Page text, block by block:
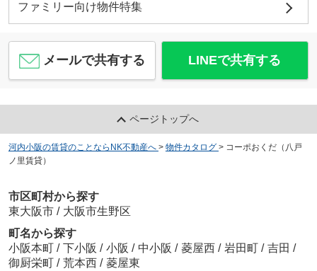
ファミリー向け物件特集
メールで共有する LINEで共有する
ページトップへ
河内小阪の賃貸のことならNK不動産へ > 物件カタログ > コーポおくだ（八戸
ノ里賃貸）
市区町村から探す
東大阪市 / 大阪市生野区
町名から探す
小阪本町 / 下小阪 / 小阪 / 中小阪 / 菱屋西 / 岩田町 / 吉田 /
御厨栄町 / 荒本西 / 菱屋東